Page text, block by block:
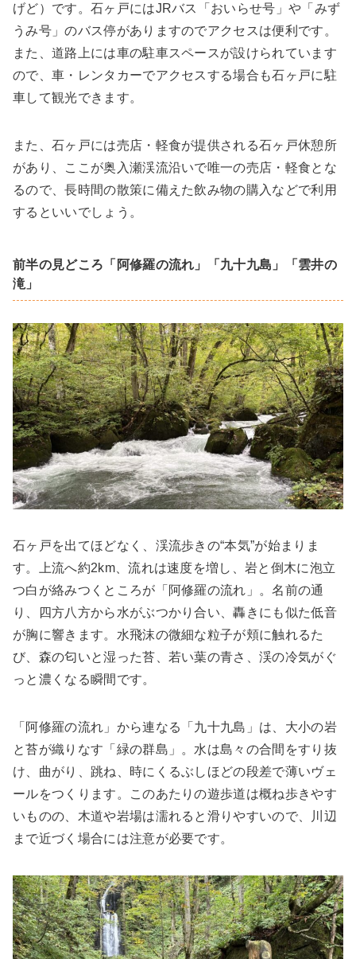
げど）です。石ヶ戸にはJRバス「おいらせ号」や「みず
うみ号」のバス停がありますのでアクセスは便利です。
また、道路上には車の駐車スペースが設けられています
ので、車・レンタカーでアクセスする場合も石ヶ戸に駐
車して観光できます。
また、石ヶ戸には売店・軽食が提供される石ヶ戸休憩所
があり、ここが奥入瀬渓流沿いで唯一の売店・軽食とな
るので、長時間の散策に備えた飲み物の購入などで利用
するといいでしょう。
前半の見どころ「阿修羅の流れ」「九十九島」「雲井の
滝」
石ヶ戸を出てほどなく、渓流歩きの“本気”が始まりま
す。上流へ約2km、流れは速度を増し、岩と倒木に泡立
つ白が絡みつくところが「阿修羅の流れ」。名前の通
り、四方八方から水がぶつかり合い、轟きにも似た低音
が胸に響きます。水飛沫の微細な粒子が頬に触れるた
び、森の匂いと湿った苔、若い葉の青さ、渓の冷気がぐ
っと濃くなる瞬間です。
「阿修羅の流れ」から連なる「九十九島」は、大小の岩
と苔が織りなす「緑の群島」。水は島々の合間をすり抜
け、曲がり、跳ね、時にくるぶしほどの段差で薄いヴェ
ールをつくります。このあたりの遊歩道は概ね歩きやす
いものの、木道や岩場は濡れると滑りやすいので、川辺
まで近づく場合には注意が必要です。